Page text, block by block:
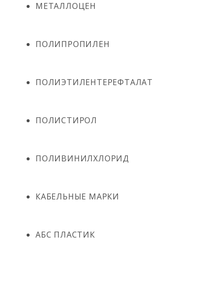
МЕТАЛЛОЦЕН
ПОЛИПРОПИЛЕН
ПОЛИЭТИЛЕНТЕРЕФТАЛАТ
ПОЛИСТИРОЛ
ПОЛИВИНИЛХЛОРИД
КАБЕЛЬНЫЕ МАРКИ
АБС ПЛАСТИК